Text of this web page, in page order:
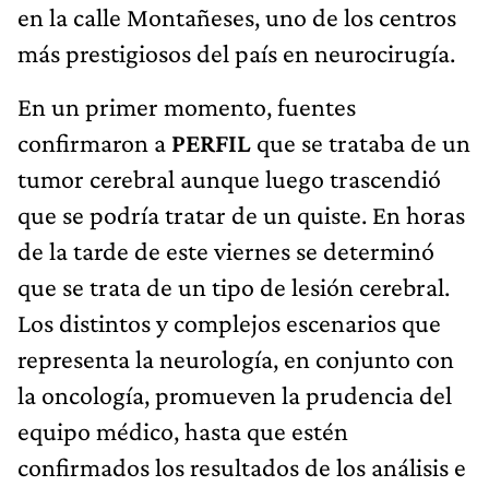
en la calle Montañeses, uno de los centros
más prestigiosos del país en neurocirugía.
En un primer momento, fuentes
confirmaron a PERFIL que se trataba de un
tumor cerebral aunque luego trascendió
que se podría tratar de un quiste. En horas
de la tarde de este viernes se determinó
que se trata de un tipo de lesión cerebral.
Los distintos y complejos escenarios que
representa la neurología, en conjunto con
la oncología, promueven la prudencia del
equipo médico, hasta que estén
confirmados los resultados de los análisis e